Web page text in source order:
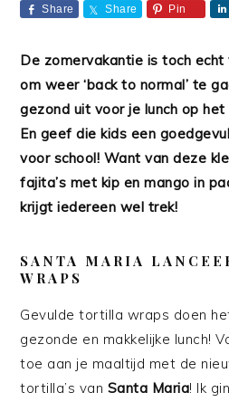
Share Share Pin
De zomervakantie is toch
om weer ‘back to normal’ te
gezond uit voor je lunch op
En geef die kids een
voor school! Want van deze
fajita’s met kip en mango in
krijgt iedereen wel trek!
SANTA MARIA
WRAPS
Gevulde tortilla wraps doen
gezonde en makkelijke lunch!
toe aan je maaltijd met de
tortilla’s van Santa Maria! Ik